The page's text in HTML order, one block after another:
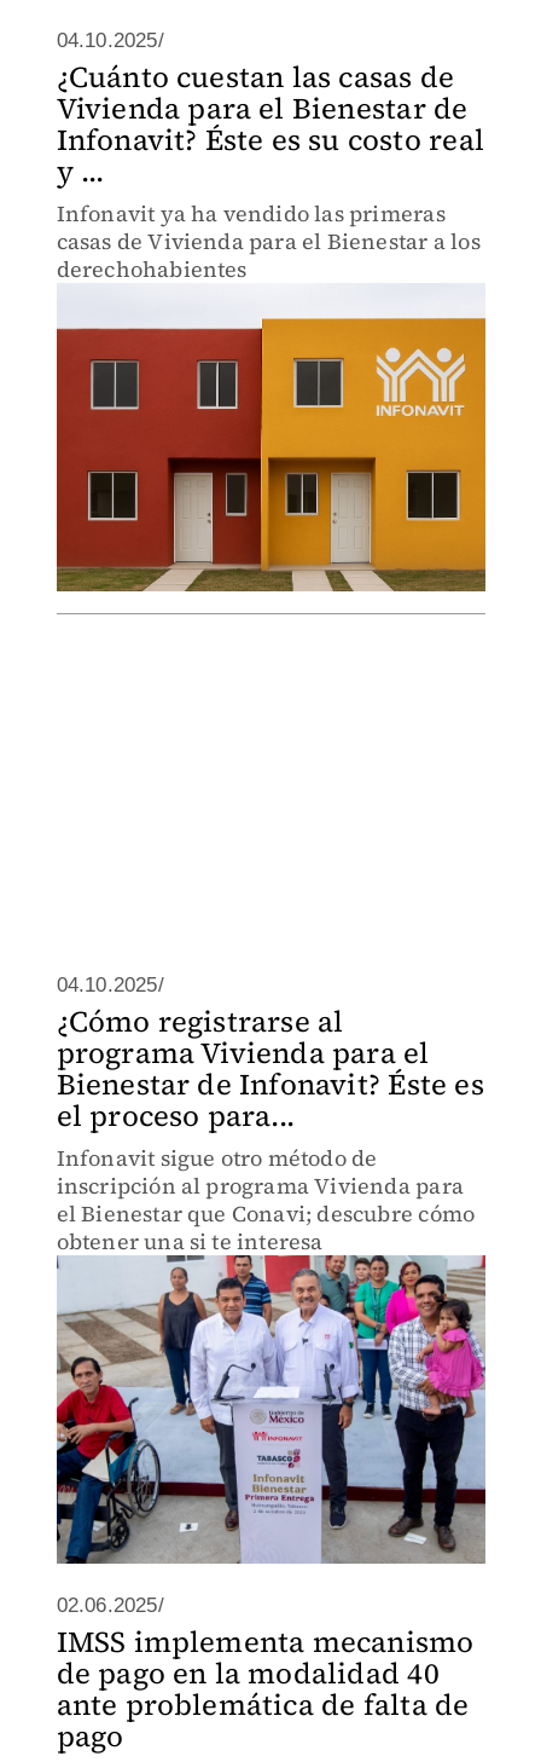
04.10.2025/
¿Cuánto cuestan las casas de
Vivienda para el Bienestar de
Infonavit? Éste es su costo real
y ...
Infonavit ya ha vendido las primeras
casas de Vivienda para el Bienestar a los
derechohabientes
04.10.2025/
¿Cómo registrarse al
programa Vivienda para el
Bienestar de Infonavit? Éste es
el proceso para...
Infonavit sigue otro método de
inscripción al programa Vivienda para
el Bienestar que Conavi; descubre cómo
obtener una si te interesa
02.06.2025/
IMSS implementa mecanismo
de pago en la modalidad 40
ante problemática de falta de
pago